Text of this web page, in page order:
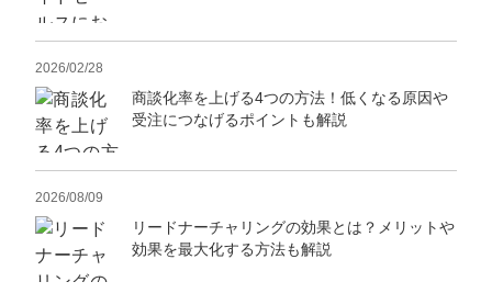
2026/02/28
商談化率を上げる4つの方法！低くなる原因や
受注につなげるポイントも解説
2026/08/09
リードナーチャリングの効果とは？メリットや
効果を最大化する方法も解説